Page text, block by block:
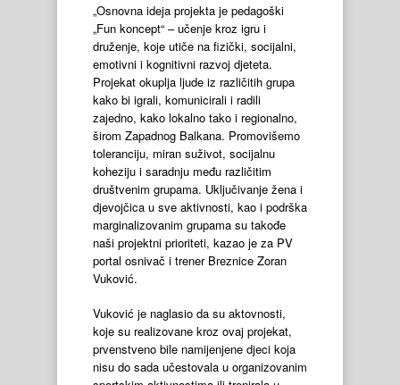
„Osnovna ideja projekta je pedagoški
„Fun koncept“ – učenje kroz igru i
druženje, koje utiče na fizički, socijalni,
emotivni i kognitivni razvoj djeteta.
Projekat okuplja ljude iz različitih grupa
kako bi igrali, komunicirali i radili
zajedno, kako lokalno tako i regionalno,
širom Zapadnog Balkana. Promovišemo
toleranciju, miran suživot, socijalnu
koheziju i saradnju među različitim
društvenim grupama. Uključivanje žena i
djevojčica u sve aktivnosti, kao i podrška
marginalizovanim grupama su takođe
naši projektni prioriteti, kazao je za PV
portal osnivač i trener Breznice Zoran
Vuković.
Vuković je naglasio da su aktovnosti,
koje su realizovane kroz ovaj projekat,
prvenstveno bile namijenjene djeci koja
nisu do sada učestovala u organizovanim